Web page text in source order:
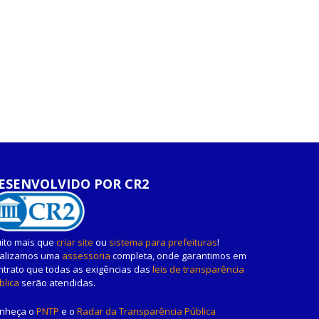
POR CR2
mais que criar site ou sistema para prefeituras!
uma assessoria completa, onde garantimos em
que todas as exigências das leis de transparência
serão atendidas.
o PNTP e o Radar da Transparência Pública